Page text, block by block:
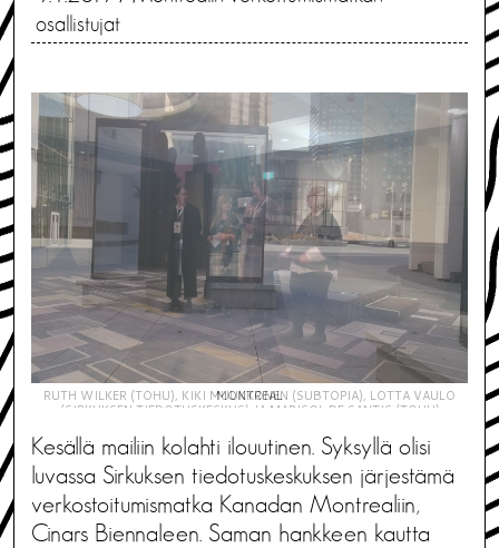
osallistujat
MONTREAL
RUTH WILKER (TOHU), KIKI MUUKKONEN (SUBTOPIA), LOTTA VAULO
(SIRKUKSEN TIEDOTUSKESKUS) JA MARISOL DE SANTIS (TOHU)
Kesällä mailiin kolahti ilouutinen. Syksyllä olisi
luvassa Sirkuksen tiedotuskeskuksen järjestämä
verkostoitumismatka Kanadan Montrealiin,
Cinars Biennaleen. Saman hankkeen kautta